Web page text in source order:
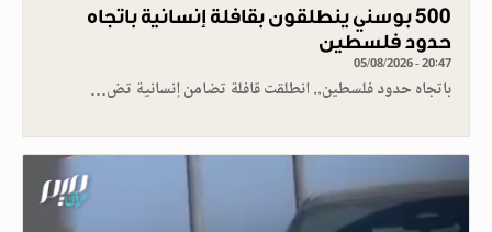
500 بوسني ينطلقون بقافلة إنسانية باتجاه
حدود فلسطين
05/08/2026 - 20:47
باتجاه حدود فلسطين.. انطلقت قافلة تضامن إنسانية تض…